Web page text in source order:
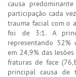
causa
participação cada
trauma facial com o
foi de 3:1. A
representando 52%
em 24,9% das
fraturas de face
principal causa de